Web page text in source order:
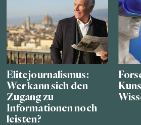
Elitejournalismus:
Wer kann sich den
Zugang zu
Informationen noch
leisten?